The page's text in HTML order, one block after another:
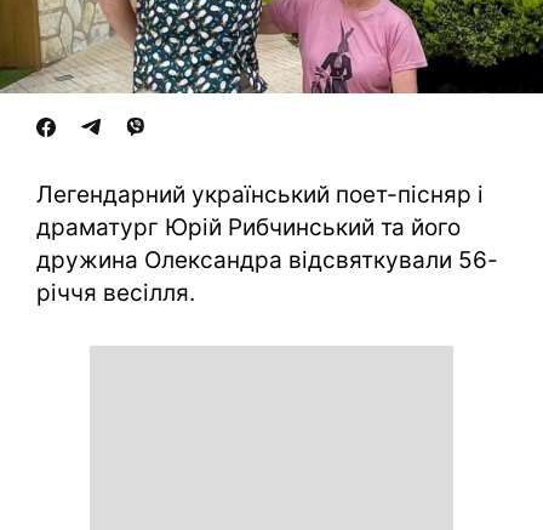
Легендарний український поет-пісняр і
драматург Юрій Рибчинський та його
дружина Олександра відсвяткували 56-
річчя весілля.